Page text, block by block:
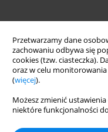
Przetwarzamy dane
zachowaniu odbywa się
cookies (tzw. ciasteczka).
oraz w celu
(więcej).
Możesz zmienić
niektóre funkcjonalności